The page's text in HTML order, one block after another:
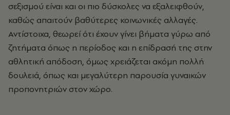
σεξισμού είναι και οι πιο δύσκολες να εξαλειφθούν,
καθώς απαιτούν βαθύτερες κοινωνικές αλλαγές.
Αντίστοιχα, θεωρεί ότι έχουν γίνει βήματα γύρω από
ζητήματα όπως η περίοδος και η επίδρασή της στην
αθλητική απόδοση, όμως χρειάζεται ακόμη πολλή
δουλειά, όπως και μεγαλύτερη παρουσία γυναικών
προπονητριών στον χώρο.